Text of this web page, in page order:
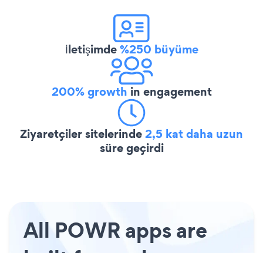
İletişimde%250 büyüme
200% growth in engagement
Ziyaretçiler sitelerinde2,5 kat daha uzun
süre geçirdi
All POWR apps are